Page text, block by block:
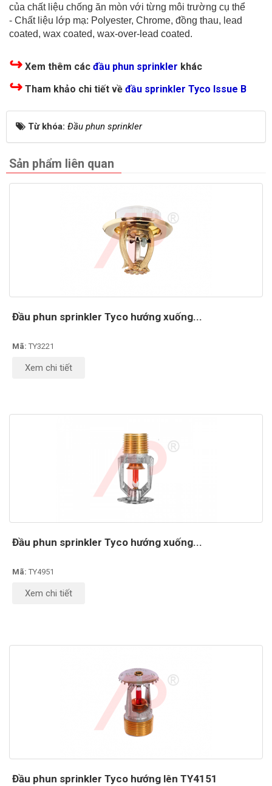
của chất liệu chống ăn mòn với từng môi trường cụ thể
- Chất liệu lớp mạ: Polyester, Chrome, đồng thau, lead
coated, wax coated, wax-over-lead coated.
↪ Xem thêm các đầu phun sprinkler khác
↪ Tham khảo chi tiết về đầu sprinkler Tyco Issue B
Từ khóa: Đầu phun sprinkler
Sản phẩm liên quan
Đầu phun sprinkler Tyco hướng xuống...
Mã: TY3221
Xem chi tiết
Đầu phun sprinkler Tyco hướng xuống...
Mã: TY4951
Xem chi tiết
Đầu phun sprinkler Tyco hướng lên TY4151